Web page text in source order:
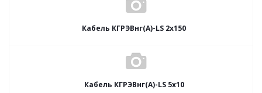
Кабель КГРЭВнг(А)-LS 2х150
Кабель КГРЭВнг(А)-LS 5х10